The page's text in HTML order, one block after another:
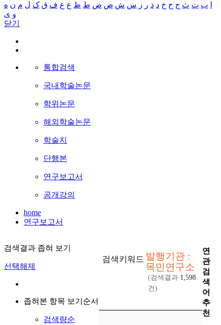
ب ت ث ج ح خ د ذ ر ز س ش ص ض ط ظ ع غ ف ق ک ل م ن ه
و ی
닫기
통합검색
국내학술논문
학위논문
해외학술논문
학술지
단행본
연구보고서
공개강의
home
연구보고서
검색결과 좁혀 보기
선택해제
좁혀본 항목 보기순서
검색량순
검색키워드 발행기관 :
목민연구소
(검색결과 1,598
건)
연
관
검
색
어
추
천